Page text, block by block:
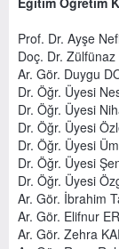
Prof. Dr. Ayşe
Doç. Dr.
Ar. Gör. Duygu
Dr. Öğr. Üyesi
Dr. Öğr. Üyesi
Dr. Öğr. Üyesi
Dr. Öğr. Üyesi
Dr. Öğr. Üyesi
Dr. Öğr. Üyesi
Ar. Gör. İbrahim
Ar. Gör. Elifnur
Ar. Gör. Zehra